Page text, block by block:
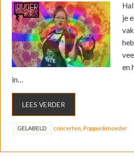
je
en
in…
LEES VERDER
GELABELD concerten Poppunkmoeder